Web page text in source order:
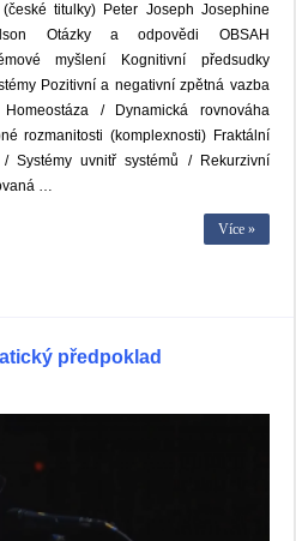
titulky) Peter Joseph Josephine
Otázky a odpovědi OBSAH
myšlení Kognitivní předsudky
Pozitivní a negativní zpětná vazba
/ Dynamická rovnováha
rozmanitosti (komplexnosti) Fraktální
Systémy uvnitř systémů / Rekurzivní
…
Více »
předpoklad